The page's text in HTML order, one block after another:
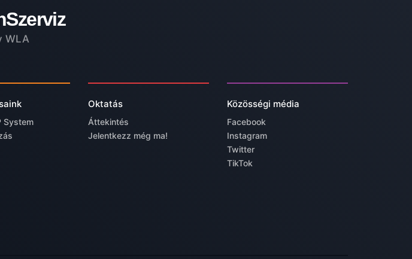
WLA
System
Oktatás
Áttekintés
Jelentkezz még ma!
Közösségi média
Facebook
Instagram
Twitter
TikTok